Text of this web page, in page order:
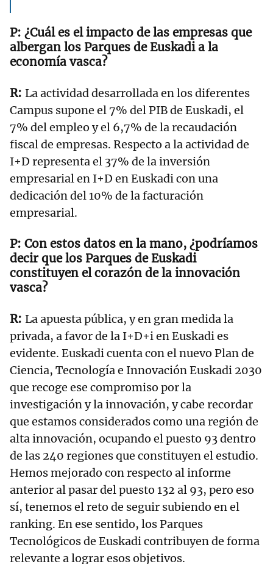
¿Cuál es el impacto de las empresas que
albergan los Parques de Euskadi a la
economía vasca?
La actividad desarrollada en los diferentes
Campus supone el 7% del PIB de Euskadi, el
7% del empleo y el 6,7% de la recaudación
fiscal de empresas. Respecto a la actividad de
I+D representa el 37% de la inversión
empresarial en I+D en Euskadi con una
dedicación del 10% de la facturación
empresarial.
Con estos datos en la mano, ¿podríamos
decir que los Parques de Euskadi
constituyen el corazón de la innovación
vasca?
La apuesta pública, y en gran medida la
privada, a favor de la I+D+i en Euskadi es
evidente. Euskadi cuenta con el nuevo Plan de
Ciencia, Tecnología e Innovación Euskadi 2030
que recoge ese compromiso por la
investigación y la innovación, y cabe recordar
que estamos considerados como una región de
alta innovación, ocupando el puesto 93 dentro
de las 240 regiones que constituyen el estudio.
Hemos mejorado con respecto al informe
anterior al pasar del puesto 132 al 93, pero eso
sí, tenemos el reto de seguir subiendo en el
ranking. En ese sentido, los Parques
Tecnológicos de Euskadi contribuyen de forma
relevante a lograr esos objetivos.